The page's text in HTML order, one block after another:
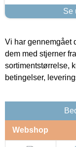
Se
Vi har gennemgået
dem med stjerner
sortimentstørrelse,
betingelser,
Webshop